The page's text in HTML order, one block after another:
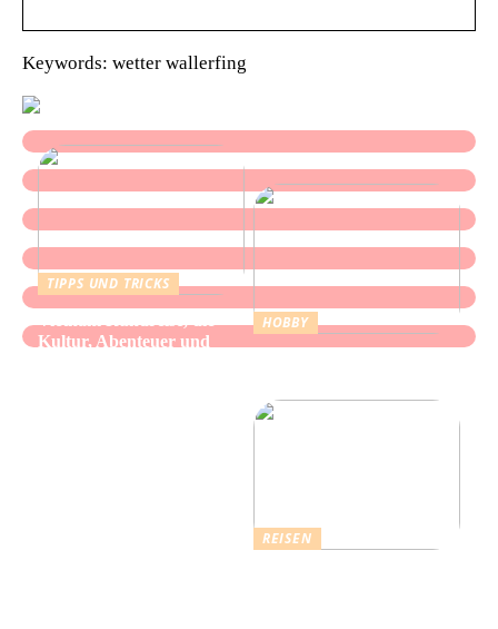
Keywords: wetter wallerfing
TIPPS UND TRICKS
Kultur, Abenteuer und
HOBBY
REISEN